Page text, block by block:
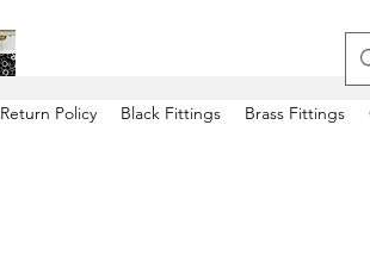
Return Policy Black Fittings Brass Fittings